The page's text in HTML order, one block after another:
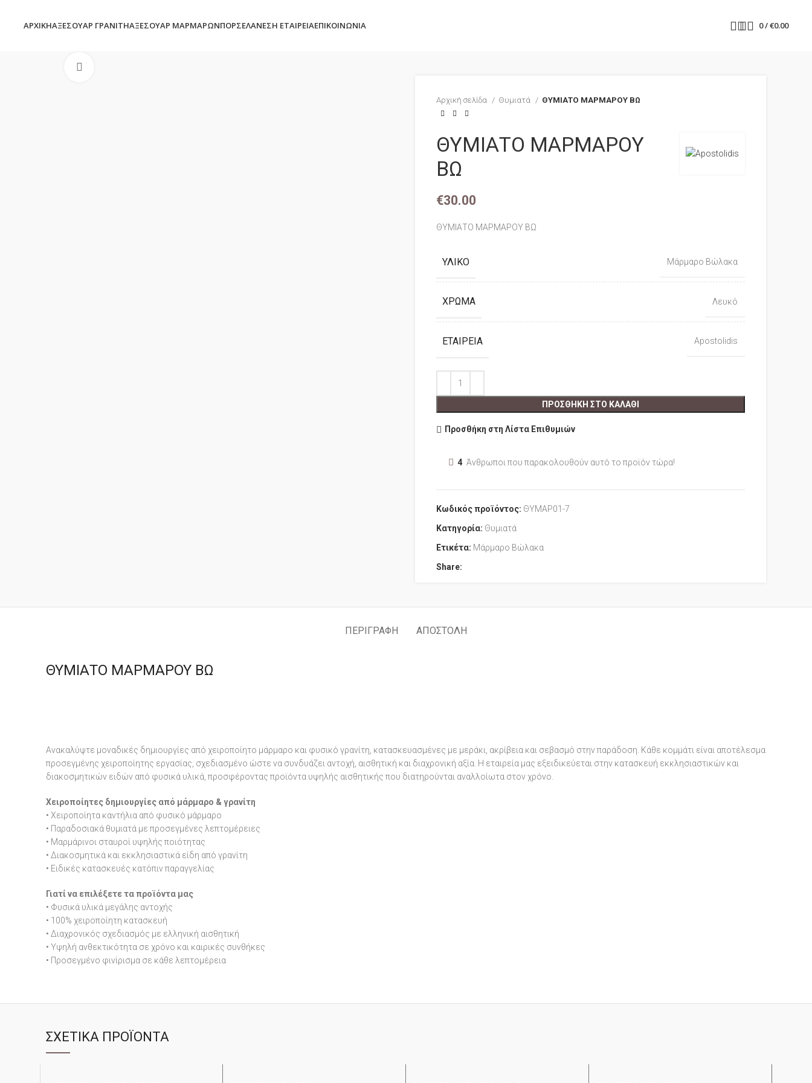
ΑΡΧΙΚΉΑΞΕΣΟΥΆΡ ΓΡΑΝΊΤΗΑΞΕΣΟΥΆΡ ΜΑΡΜΆΡΩΝΠΟΡΣΕΛΆΝΕΣΗ ΕΤΑΙΡΕΊΑΕΠΙΚΟΙΝΩΝΊΑ 0/€0.00
Αρχική σελίδα Θυμιατά ΘΥΜΙΑΤΟ ΜΑΡΜΑΡΟΥ ΒΩ
ΘΥΜΙΑΤΟ ΜΑΡΜΑΡΟΥ
ΒΩ
€30.00
ΘΥΜΙΑΤΟ ΜΑΡΜΑΡΟΥ ΒΩ
ΥΛΙΚΌ Μάρμαρο Βώλακα
ΧΡΏΜΑ Λευκό
ΕΤΑΙΡΕΊΑ Apostolidis
ΠΡΟΣΘΉΚΗ ΣΤΟ ΚΑΛΆΘΙ
Προσθήκη στη Λίστα Επιθυμιών
4 Άνθρωποι που παρακολουθούν αυτό το προϊόν τώρα!
Κωδικός προϊόντος: ΘΥΜΑΡ01-7
Κατηγορία: Θυμιατά
Ετικέτα: Μάρμαρο Βώλακα
Share:
ΠΕΡΙΓΡΑΦΉ ΑΠΟΣΤΟΛΉ
ΘΥΜΙΑΤΟ ΜΑΡΜΑΡΟΥ ΒΩ
Ανακαλύψτε μοναδικές δημιουργίες από χειροποίητο μάρμαρο και φυσικό γρανίτη, κατασκευασμένες με μεράκι, ακρίβεια και σεβασμό στην παράδοση. Κάθε κομμάτι είναι αποτέλεσμα
προσεγμένης χειροποίητης εργασίας, σχεδιασμένο ώστε να συνδυάζει αντοχή, αισθητική και διαχρονική αξία. Η εταιρεία μας εξειδικεύεται στην κατασκευή εκκλησιαστικών και
διακοσμητικών ειδών από φυσικά υλικά, προσφέροντας προϊόντα υψηλής αισθητικής που διατηρούνται αναλλοίωτα στον χρόνο.
Χειροποίητες δημιουργίες από μάρμαρο & γρανίτη
• Χειροποίητα καντήλια από φυσικό μάρμαρο
• Παραδοσιακά θυμιατά με προσεγμένες λεπτομέρειες
• Μαρμάρινοι σταυροί υψηλής ποιότητας
• Διακοσμητικά και εκκλησιαστικά είδη από γρανίτη
• Ειδικές κατασκευές κατόπιν παραγγελίας
Γιατί να επιλέξετε τα προϊόντα μας
• Φυσικά υλικά μεγάλης αντοχής
• 100% χειροποίητη κατασκευή
• Διαχρονικός σχεδιασμός με ελληνική αισθητική
• Υψηλή ανθεκτικότητα σε χρόνο και καιρικές συνθήκες
• Προσεγμένο φινίρισμα σε κάθε λεπτομέρεια
ΣΧΕΤΙΚΆ ΠΡΟΪΌΝΤΑ